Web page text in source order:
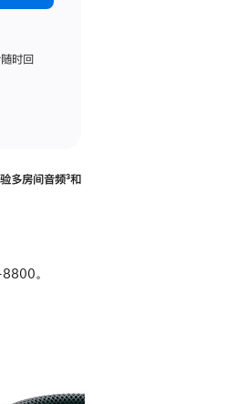
时回
多‍房‍间音频脚
³和
。